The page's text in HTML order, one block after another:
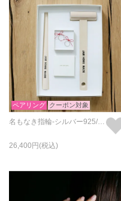
ペアリング クーポン対象
名もなき指輪-シルバー925/ペアリング/2サイズセット
26,400